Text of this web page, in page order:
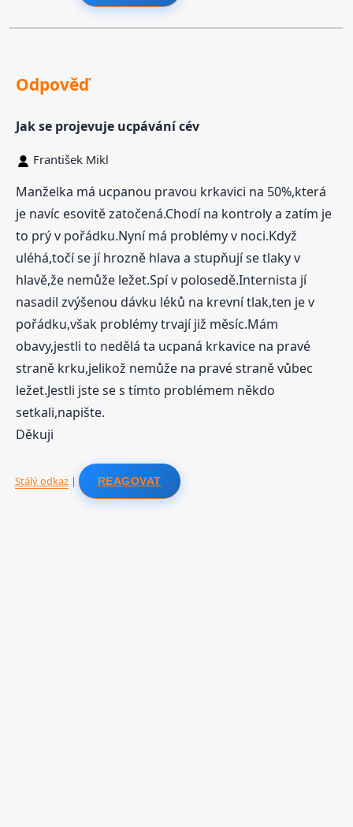
Odpověď
Jak se projevuje ucpávání cév
František Mikl
Manželka má ucpanou pravou krkavici na 50%,která
je navíc esovitě zatočená.Chodí na kontroly a zatím je
to prý v pořádku.Nyní má problémy v noci.Když
uléhá,točí se jí hrozně hlava a stupňují se tlaky v
hlavě,že nemůže ležet.Spí v polosedě.Internista jí
nasadil zvýšenou dávku léků na krevní tlak,ten je v
pořádku,však problémy trvají již měsíc.Mám
obavy,jestli to nedělá ta ucpaná krkavice na pravé
straně krku,jelikož nemůže na pravé straně vůbec
ležet.Jestli jste se s tímto problémem někdo
setkali,napište.
Děkuji
Stálý odkaz| REAGOVAT